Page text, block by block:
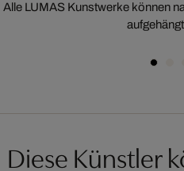
Alle LUMAS Kunstwerke können
Diese Künstler